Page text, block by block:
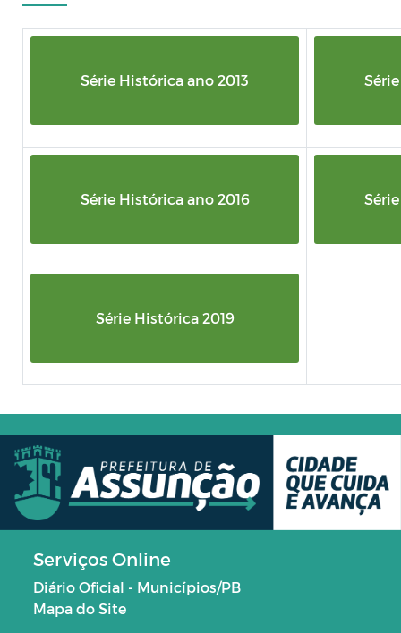
Série Histórica ano 2013
Série Histórica ano 2016
Série Histórica 2019
Serviços Online
Diário Oficial - Municípios/PB
Mapa do Site